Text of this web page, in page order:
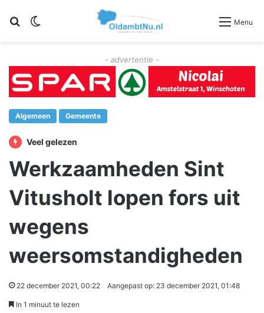
Zoeken Menu
- advertentie -
Algemeen Gemeente
Veel gelezen
Werkzaamheden Sint
Vitusholt lopen fors uit
wegens
weersomstandigheden
22 december 2021, 00:22 Aangepast op: 23 december 2021, 01:48
In 1 minuut te lezen